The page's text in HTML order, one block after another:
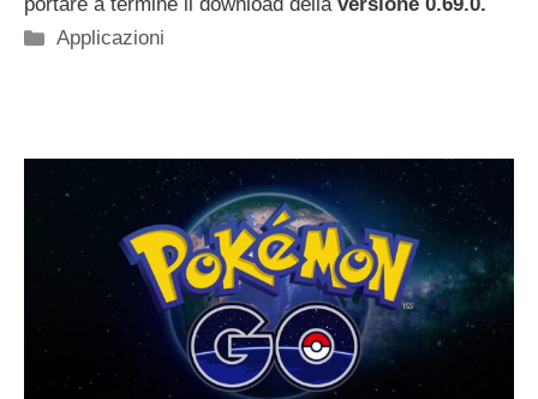
portare a termine il download della versione 0.69.0.
Categorie
Applicazioni